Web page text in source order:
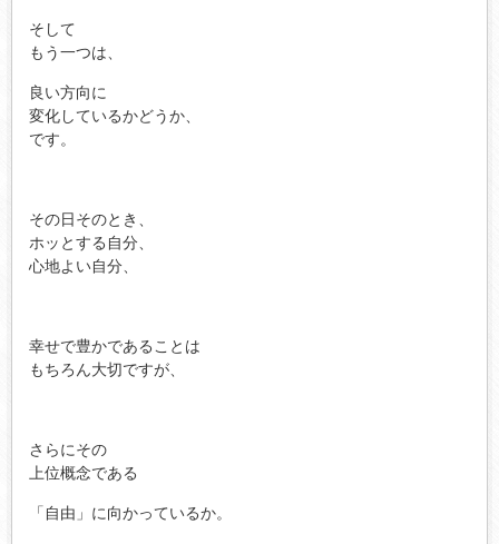
そして
もう一つは、
良い方向に
変化しているかどうか、
です。
その日そのとき、
ホッとする自分、
心地よい自分、
幸せで豊かであることは
もちろん大切ですが、
さらにその
上位概念である
「自由」に向かっているか。